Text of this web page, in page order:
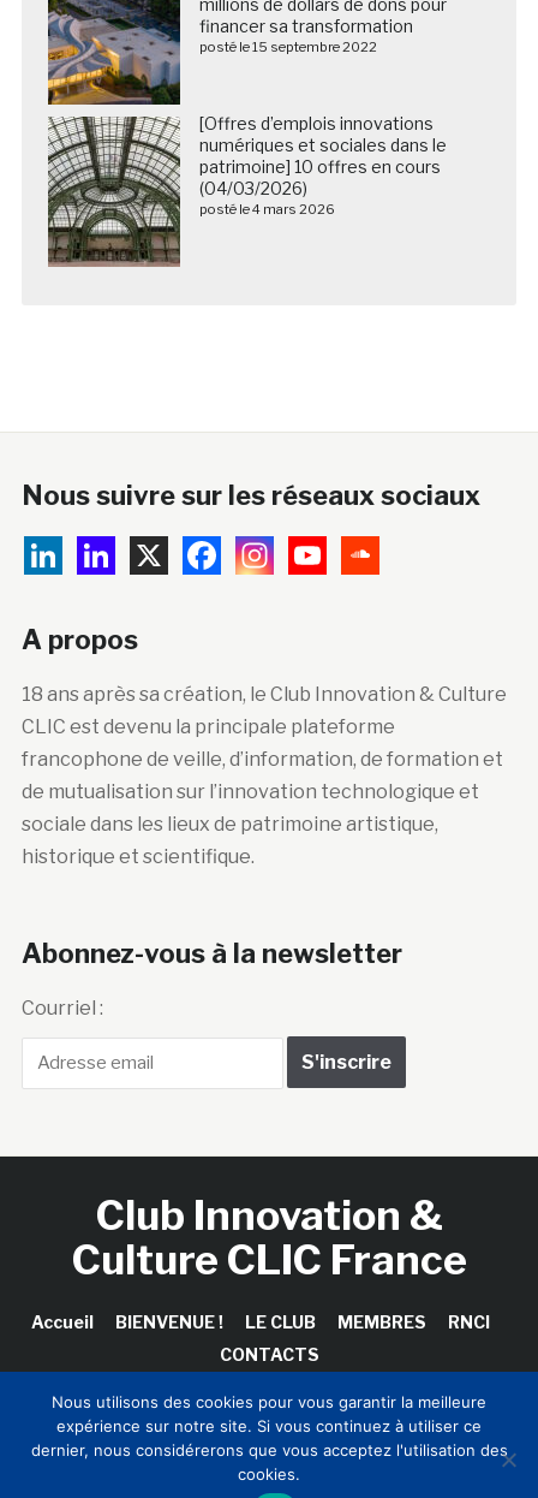
financer sa transformation
posté le 15 septembre 2022
[Offres d’emplois innovations
numériques et sociales dans le
patrimoine] 10 offres en cours
(04/03/2026)
posté le 4 mars 2026
Nous suivre sur les réseaux sociaux
A propos
18 ans après sa création, le Club Innovation & Culture
CLIC est devenu la principale plateforme
francophone de veille, d’information, de formation et
de mutualisation sur l’innovation technologique et
sociale dans les lieux de patrimoine artistique,
historique et scientifique.
Abonnez-vous à la newsletter
Courriel :
Club Innovation &
Culture CLIC France
Accueil BIENVENUE ! LE CLUB MEMBRES
RNCI
CONTACTS
Copyright © 2026 Club Innovation & Culture CLIC France /
Sinapses Conseils
Nous utilisons des cookies pour vous garantir la meilleure
expérience sur notre site. Si vous continuez à utiliser ce
dernier, nous considérerons que vous acceptez l'utilisation des
cookies.